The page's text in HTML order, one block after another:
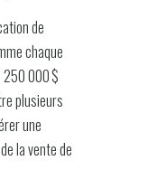
de
chaque
250 000 $
plusieurs
une
la vente de